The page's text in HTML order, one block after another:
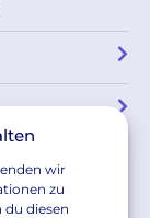
wir
zu
du diesen